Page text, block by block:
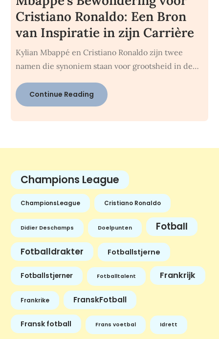
Cristiano Ronaldo: Een Bron
van Inspiratie in zijn Carrière
Kylian Mbappé en Cristiano Ronaldo zijn twee
namen die synoniem staan voor grootsheid in de…
Continue Reading
Champions League
ChampionsLeague Cristiano Ronaldo
Didier Deschamps Doelpunten Fotball
Fotballdrakter Fotballstjerne
Fotballstjerner Fotballtalent Frankrijk
Frankrike FranskFotball
Fransk fotball Frans voetbal Idrett